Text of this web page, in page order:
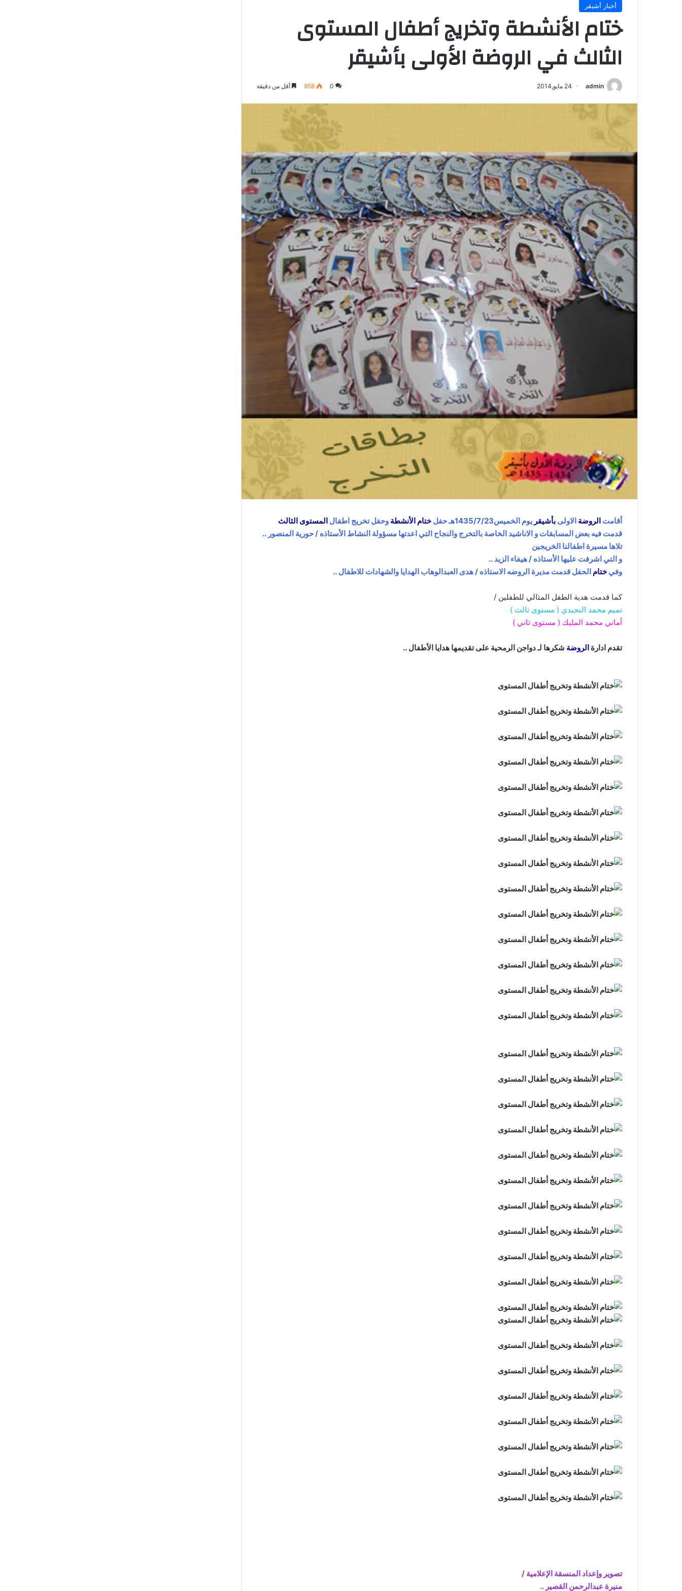
أخبار أشيقر
ختام الأنشطة وتخريج أطفال المستوى
الثالث في الروضة الأولى بأشيقر
admin 24 مايو,2014 0
958 أقل من دقيقة
أقامت الروضة الاولى بأشيقر يوم الخميس1435/7/23هـ حفل ختام الأنشطة وحفل تخريج اطفال المستوى الثالث
قدمت فيه بعض المسابقات و الاناشيد الخاصة بالتخرج والنجاح التي اعدتها مسؤولة النشاط الأستاذه / حورية المنصور ..
تلاها مسيرة اطفالنا الخريجين
و التي اشرفت عليها الأستاذه / هيفاء الزيد ..
وفي ختام الحفل قدمت مديرة الروضه الاستاذه / هدى العبدالوهاب الهدايا والشهادات للاطفال ..
كما قدمت هدية الطفل المثالي للطفلين /
تميم محمد النجيدي ( مستوى ثالث )
أماني محمد المليك ( مستوى ثاني )
تقدم ادارة الروضة شكرها لـ دواجن الرمحية على تقديمها هدايا الأطفال ..
تصوير وإعداد المنسقة الإعلامية /
منيرة عبدالرحمن القصير ..